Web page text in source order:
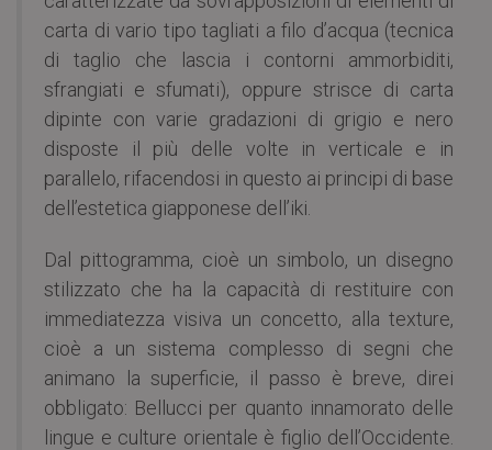
carta di vario tipo tagliati a filo d’acqua (tecnica
di taglio che lascia i contorni ammorbiditi,
sfrangiati e sfumati), oppure strisce di carta
dipinte con varie gradazioni di grigio e nero
disposte il più delle volte in verticale e in
parallelo, rifacendosi in questo ai principi di base
dell’estetica giapponese dell’iki.
Dal pittogramma, cioè un simbolo, un disegno
stilizzato che ha la capacità di restituire con
immediatezza visiva un concetto, alla texture,
cioè a un sistema complesso di segni che
animano la superficie, il passo è breve, direi
obbligato: Bellucci per quanto innamorato delle
lingue e culture orientale è figlio dell’Occidente.